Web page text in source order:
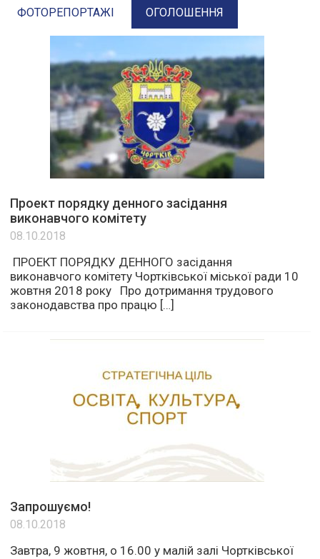
ФОТОРЕПОРТАЖІ ОГОЛОШЕННЯ
Проект порядку денного засідання
виконавчого комітету
08.10.2018
ПРОЕКТ ПОРЯДКУ ДЕННОГО засідання
виконавчого комітету Чортківської міської ради 10
жовтня 2018 року Про дотримання трудового
законодавства про працю […]
Запрошуємо!
08.10.2018
Завтра, 9 жовтня, о 16.00 у малій залі Чортківської